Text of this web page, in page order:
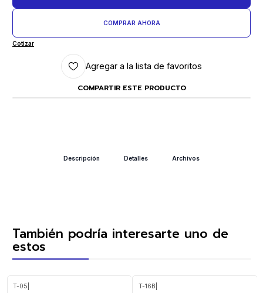
COMPRAR AHORA
Cotizar
Agregar a la lista de favoritos
COMPARTIR ESTE PRODUCTO
Descripción Detalles Archivos
También podría interesarte uno de
estos
T-05 T-16B